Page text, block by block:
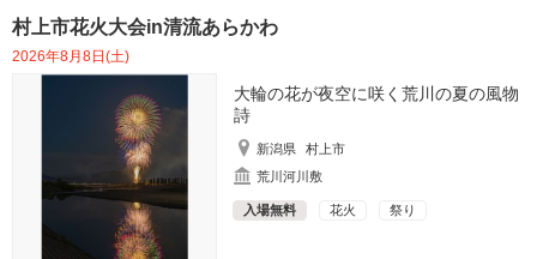
村上市花火大会in清流あらかわ
2026年8月8日(土)
大輪の花が夜空に咲く荒川の夏の風物
詩
新潟県
村上市
荒川河川敷
入場無料 花火 祭り